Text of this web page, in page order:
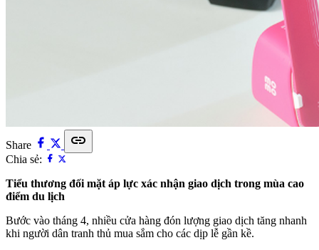
Share link
Chia sẻ:
Tiểu thương đối mặt áp lực xác nhận giao dịch trong mùa cao
điểm du lịch
Bước vào tháng 4, nhiều cửa hàng đón lượng giao dịch tăng nhanh
khi người dân tranh thủ mua sắm cho các dịp lễ gần kề.